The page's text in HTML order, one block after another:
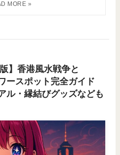
】香港風水戦争と
ースポット完全ガイド
ル・縁結びグッズなども